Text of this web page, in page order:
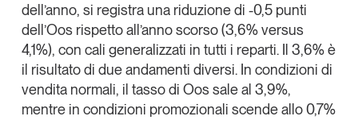
Tutti gli appuntamenti
Chi siamo
Newsletter
Contatti
dell’anno, si registra una riduzione di -0,5 punti
dell’Oos rispetto all’anno scorso (3,6% versus
4,1%), con cali generalizzati in tutti i reparti. Il 3,6% è
il risultato di due andamenti diversi. In condizioni di
vendita normali, il tasso di Oos sale al 3,9%,
mentre in condizioni promozionali scende allo 0,7%